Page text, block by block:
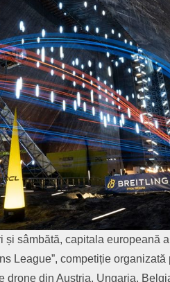
și sâmbătă, capitala europeană a
League”, competiție
drone din Austria, Ungaria,